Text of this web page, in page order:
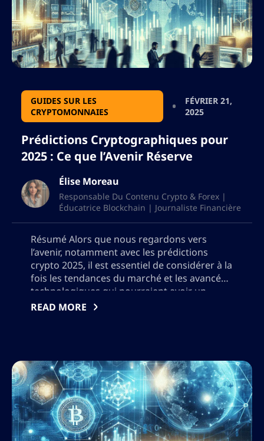
GUIDES SUR LES
CRYPTOMONNAIES
FÉVRIER 21,
2025
Prédictions Cryptographiques pour
2025 : Ce que l’Avenir Réserve
Élise Moreau
Responsable Du Contenu Crypto & Forex |
Éducatrice Blockchain | Journaliste Financière
Résumé Alors que nous regardons vers
l’avenir, notamment avec les prédictions
crypto 2025, il est essentiel de considérer à la
fois les tendances du marché et les avancées
technologiques qui pourraient avoir un
impact significatif sur le paysage des
READ MORE